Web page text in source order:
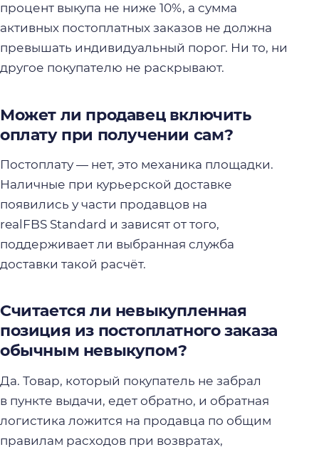
процент выкупа не ниже 10%, а сумма
активных постоплатных заказов не должна
превышать индивидуальный порог. Ни то, ни
другое покупателю не раскрывают.
Может ли продавец включить
оплату при получении сам?
Постоплату — нет, это механика площадки.
Наличные при курьерской доставке
появились у части продавцов на
realFBS Standard и зависят от того,
поддерживает ли выбранная служба
доставки такой расчёт.
Считается ли невыкупленная
позиция из постоплатного заказа
обычным невыкупом?
Да. Товар, который покупатель не забрал
в пункте выдачи, едет обратно, и обратная
логистика ложится на продавца по общим
правилам расходов при возвратах,